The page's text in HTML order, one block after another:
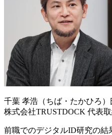
千葉 孝浩（ちば・たかひろ）
株式会社TRUSTDOCK 代表
前職でのデジタルID研究の結